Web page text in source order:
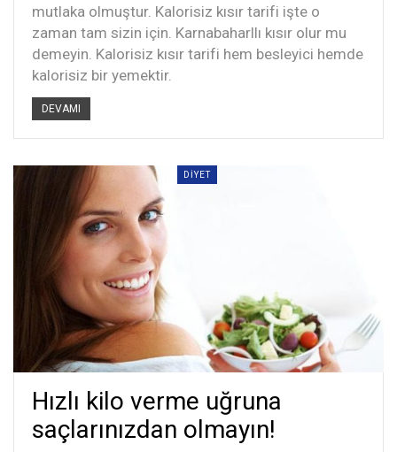
mutlaka olmuştur. Kalorisiz kısır tarifi işte o
zaman tam sizin için. Karnabaharllı kısır olur mu
demeyin. Kalorisiz kısır tarifi hem besleyici hemde
kalorisiz bir yemektir.
DEVAMI
DIYET
Hızlı kilo verme uğruna
saçlarınızdan olmayın!